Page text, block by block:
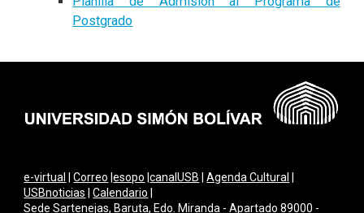
Postgrado
e-virtual |Correo |esopo |canalUSB |Agenda Cultural
USBnoticias |Calendario
Sede Sartenejas, Baruta, Edo. Miranda - Apartado 89000 -